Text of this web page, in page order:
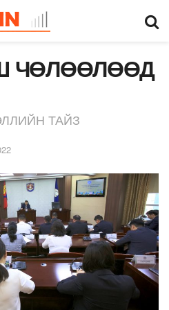
ЧӨЛӨӨЛӨӨД
ТАЙЗ